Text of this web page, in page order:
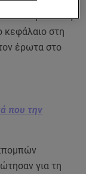
. Η ηθοποιός
κεφάλαιο στη
έρωτα στο
που την
για τη